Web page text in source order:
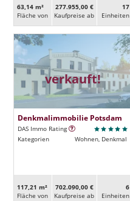
63,14 m²
Fläche von
277.955,00 €
Kaufpreise ab
17
Ein­heiten
verkauft!
Denkmalimmobilie Potsdam
DAS Immo Rating
Kategorien
Wohnen, Denkmal
117,21 m²
Fläche von
702.090,00 €
Kaufpreise ab
6
Ein­heiten